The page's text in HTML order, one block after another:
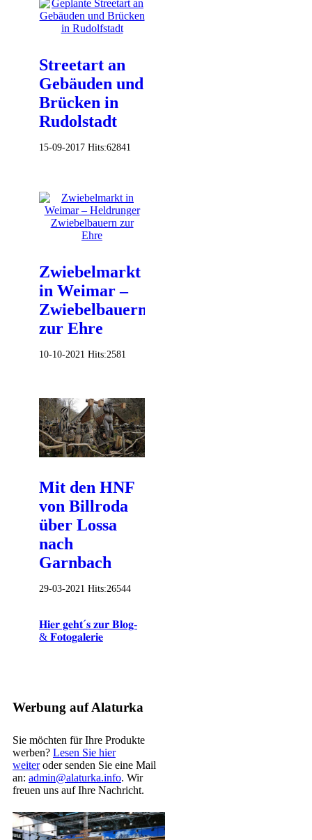
Streetart an
Gebäuden und
Brücken in
Rudolstadt
15-09-2017 Hits:62841
Zwiebelmarkt
in Weimar –
Zwiebelbauern
zur Ehre
10-10-2021 Hits:2581
Mit den HNF
von Billroda
über Lossa
nach
Garnbach
29-03-2021 Hits:26544
𝐇𝐢𝐞𝐫 𝐠𝐞𝐡𝐭´𝐬 𝐳𝐮𝐫 𝐁𝐥𝐨𝐠-
& 𝐅𝐨𝐭𝐨𝐠𝐚𝐥𝐞𝐫𝐢𝐞
Werbung auf Alaturka
Sie möchten für Ihre Produkte
werben? Lesen Sie hier
weiteroder senden Sie eine Mail
an: admin@alaturka.info. Wir
freuen uns auf Ihre Nachricht.